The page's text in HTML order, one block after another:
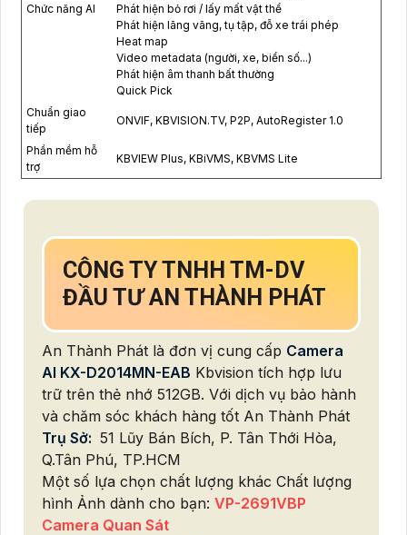
Chức năng AI
Phát hiện bỏ rơi / lấy mất vật thể
Phát hiện lãng vãng, tụ tập, đỗ xe trái phép
Heat map
Video metadata (người, xe, biển số...)
Phát hiện âm thanh bất thường
Quick Pick
Chuẩn giao
tiếp
ONVIF, KBVISION.TV, P2P, AutoRegister 1.0
Phần mềm hỗ
trợ
KBVIEW Plus, KBiVMS, KBVMS Lite
CÔNG TY TNHH TM-DV
ĐẦU TƯ AN THÀNH PHÁT
An Thành Phát là đơn vị cung cấp Camera
AI KX-D2014MN-EAB Kbvision tích hợp lưu
trữ trên thẻ nhớ 512GB. Với dịch vụ bảo hành
và chăm sóc khách hàng tốt An Thành Phát
Trụ Sở: 51 Lũy Bán Bích, P. Tân Thới Hòa,
Q.Tân Phú, TP.HCM
Một số lựa chọn chất lượng khác Chất lượng
hình Ảnh dành cho bạn: VP-2691VBP
Camera Quan Sát